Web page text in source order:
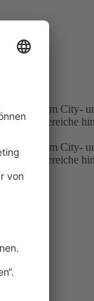
Und im City-
Und im City-